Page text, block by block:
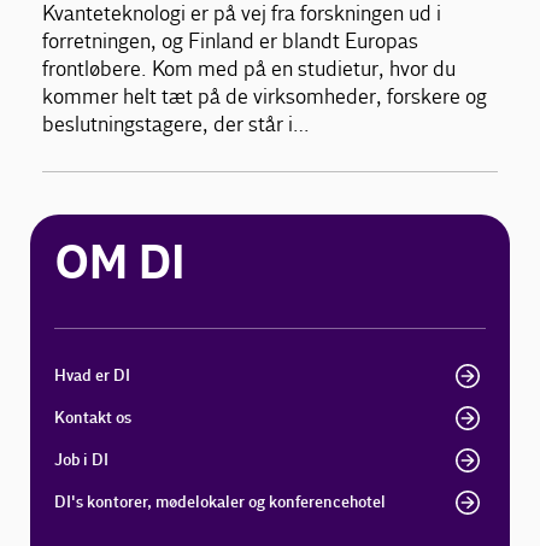
Kvanteteknologi er på vej fra forskningen ud i
forretningen, og Finland er blandt Europas
frontløbere. Kom med på en studietur, hvor du
kommer helt tæt på de virksomheder, forskere og
beslutningstagere, der står i…
OM DI
Hvad er DI
Kontakt os
Job i DI
DI's kontorer, mødelokaler og konferencehotel